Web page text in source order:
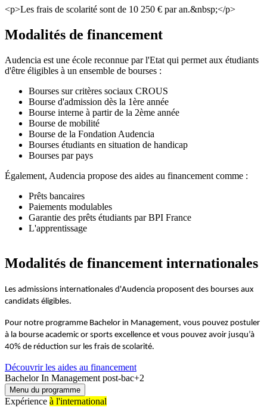
<p>Les frais de scolarité sont de 10 250 € par an.&nbsp;</p>
Modalités de financement
Audencia est une école reconnue par l'Etat qui permet aux étudiants
d'être éligibles à un ensemble de bourses :
Bourses sur critères sociaux CROUS
Bourse d'admission dès la 1ère année
Bourse interne à partir de la 2ème année
Bourse de mobilité
Bourse de la Fondation Audencia
Bourses étudiants en situation de handicap
Bourses par pays
Également, Audencia propose des aides au financement comme :
Prêts bancaires
Paiements modulables
Garantie des prêts étudiants par BPI France
L'apprentissage
Modalités de financement internationales
Les admissions internationales d'Audencia proposent des bourses aux
candidats éligibles.
Pour notre programme Bachelor in Management, vous pouvez postuler
à la bourse academic or sports excellence et vous pouvez avoir jusqu’à
40% de réduction sur les frais de scolarité.
Découvrir les aides au financement
Bachelor In Management post-bac+2
Menu du programme
Expérience à l'international